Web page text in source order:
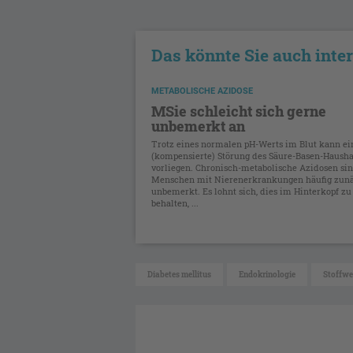
Das könnte Sie auch
METABOLISCHE AZIDOSE
MSie schleicht sich gerne
unbemerkt an
Trotz eines normalen pH-Werts im Blut kann
(kompensierte) Störung des Säure-Basen-
vorliegen. Chronisch-metabolische Azidosen
Menschen mit Nierenerkrankungen häufig
unbemerkt. Es lohnt sich, dies im Hinterkopf zu
behalten, ...
Diabetes mellitus Endokrinologie